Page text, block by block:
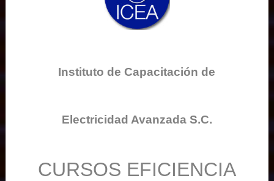
Instituto de Capacitación de
Electricidad Avanzada S.C.
CURSOS EFICIENCIA